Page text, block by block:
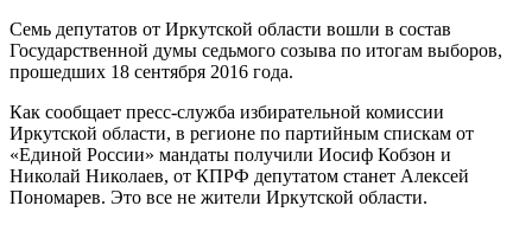
Семь депутатов от Иркутской области вошли в состав
Государственной думы седьмого созыва по итогам выборов,
прошедших 18 сентября 2016 года.
Как сообщает пресс-служба избирательной комиссии
Иркутской области, в регионе по партийным спискам от
«Единой России» мандаты получили Иосиф Кобзон и
Николай Николаев, от КПРФ депутатом станет Алексей
Пономарев. Это все не жители Иркутской области.